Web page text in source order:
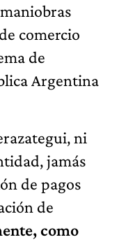
comercio
de
Argentina
ni
jamás
de pagos
de
como